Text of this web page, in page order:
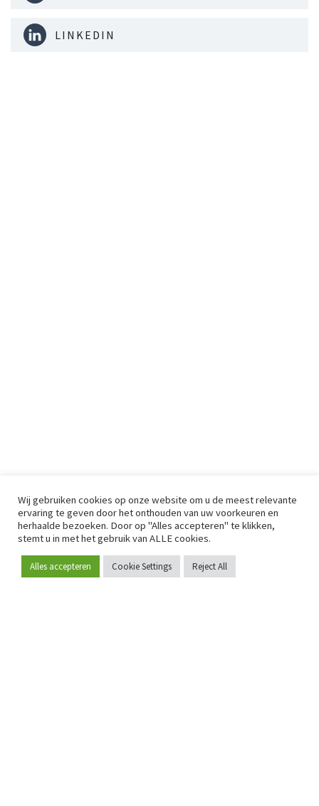
Word lid
LINKEDIN
Wij gebruiken cookies op onze website om u de meest relevante
ervaring te geven door het onthouden van uw voorkeuren en
herhaalde bezoeken. Door op "Alles accepteren" te klikken,
stemt u in met het gebruik van ALLE cookies.
Alles accepteren Cookie Settings Reject All